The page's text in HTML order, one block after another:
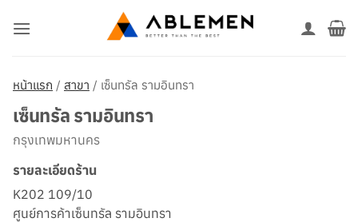
หน้าแรก / สาขา / เซ็นทรัล รามอินทรา
เซ็นทรัล รามอินทรา
กรุงเทพมหานคร
รายละเอียดร้าน
K202 109/10
ศูนย์การค้าเซ็นทรัล รามอินทรา